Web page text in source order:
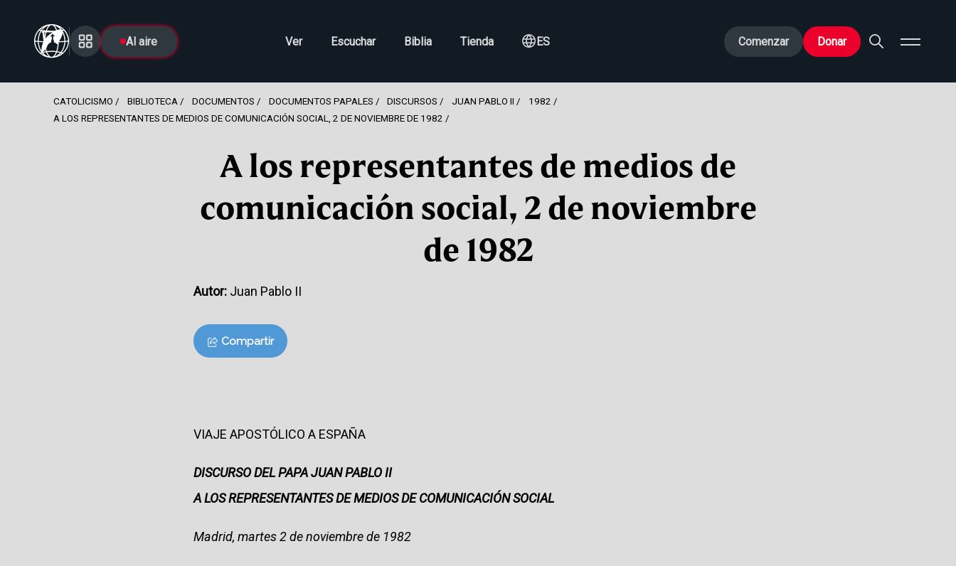
Al aire Ver Escuchar Biblia Tienda ES Comenzar Donar
CATOLICISMO BIBLIOTECA DOCUMENTOS DOCUMENTOS PAPALES DISCURSOS JUAN PABLO II
1982
A LOS REPRESENTANTES DE MEDIOS DE COMUNICACIÓN SOCIAL, 2 DE NOVIEMBRE DE 1982
A los representantes de medios de
comunicación social, 2 de noviembre
de 1982
Autor: Juan Pablo II
Compartir
VIAJE APOSTÓLICO A ESPAÑA
DISCURSODEL PAPA JUAN PABLO II
A LOS REPRESENTANTES DE MEDIOS DE COMUNICACIÓN SOCIAL
Madrid, martes 2 de noviembre de 1982